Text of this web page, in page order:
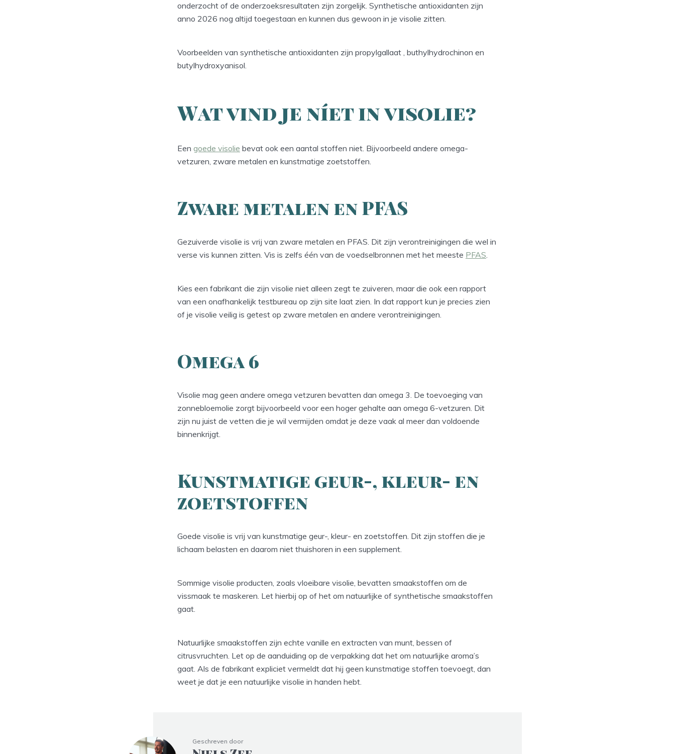
onderzocht of de onderzoeksresultaten zijn zorgelijk. Synthetische antioxidanten zijn
anno 2026 nog altijd toegestaan en kunnen dus gewoon in je visolie zitten.
Voorbeelden van synthetische antioxidanten zijn propylgallaat , buthylhydrochinon en
butylhydroxyanisol.
Wat vind je níet in visolie?
Een goede visolie bevat ook een aantal stoffen niet. Bijvoorbeeld andere omega-
vetzuren, zware metalen en kunstmatige zoetstoffen.
Zware metalen en PFAS
Gezuiverde visolie is vrij van zware metalen en PFAS. Dit zijn verontreinigingen die wel in
verse vis kunnen zitten. Vis is zelfs één van de voedselbronnen met het meeste PFAS.
Kies een fabrikant die zijn visolie niet alleen zegt te zuiveren, maar die ook een rapport
van een onafhankelijk testbureau op zijn site laat zien. In dat rapport kun je precies zien
of je visolie veilig is getest op zware metalen en andere verontreinigingen.
Omega 6
Visolie mag geen andere omega vetzuren bevatten dan omega 3. De toevoeging van
zonnebloemolie zorgt bijvoorbeeld voor een hoger gehalte aan omega 6-vetzuren. Dit
zijn nu juist de vetten die je wil vermijden omdat je deze vaak al meer dan voldoende
binnenkrijgt.
Kunstmatige geur-, kleur- en
zoetstoffen
Goede visolie is vrij van kunstmatige geur-, kleur- en zoetstoffen. Dit zijn stoffen die je
lichaam belasten en daarom niet thuishoren in een supplement.
Sommige visolie producten, zoals vloeibare visolie, bevatten smaakstoffen om de
vissmaak te maskeren. Let hierbij op of het om natuurlijke of synthetische smaakstoffen
gaat.
Natuurlijke smaakstoffen zijn echte vanille en extracten van munt, bessen of
citrusvruchten. Let op de aanduiding op de verpakking dat het om natuurlijke aroma’s
gaat. Als de fabrikant expliciet vermeldt dat hij geen kunstmatige stoffen toevoegt, dan
weet je dat je een natuurlijke visolie in handen hebt.
Geschreven door